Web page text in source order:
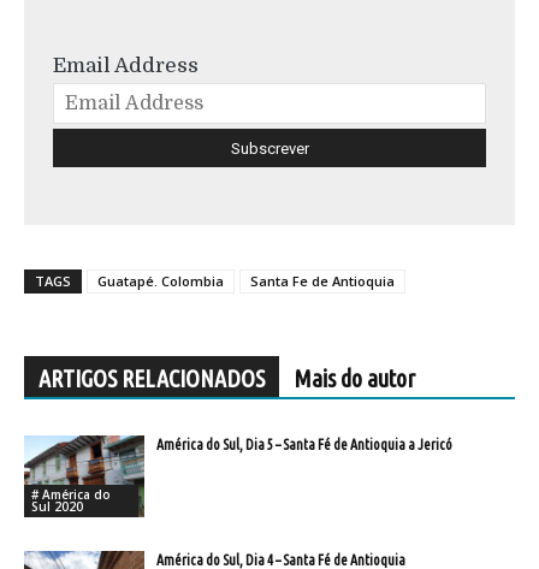
Email Address
TAGS Guatapé. Colombia Santa Fe de Antioquia
ARTIGOS RELACIONADOS Mais do autor
# América do
Sul 2020
América do Sul, Dia 5 – Santa Fé de Antioquia a Jericó
América do Sul, Dia 4 – Santa Fé de Antioquia